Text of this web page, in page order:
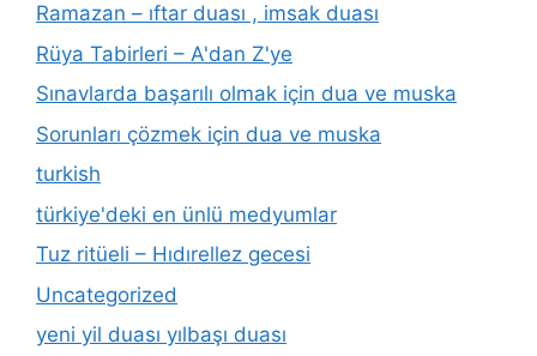
Ramazan – ıftar duası , imsak duası
Rüya Tabirleri – A'dan Z'ye
Sınavlarda başarılı olmak için dua ve muska
Sorunları çözmek için dua ve muska
turkish
türkiye'deki en ünlü medyumlar
Tuz ritüeli – Hıdırellez gecesi
Uncategorized
yeni yil duası yılbaşı duası